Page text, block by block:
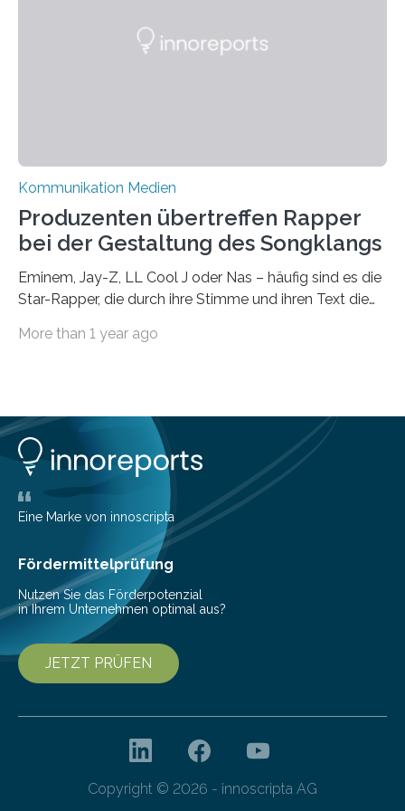
Kommunikations- und Medienwissenschaft der
Kommunikation Medien
Produzenten übertreffen Rapper
bei der Gestaltung des Songklangs
Eminem, Jay-Z, LL Cool J oder Nas – häufig sind es die
Star-Rapper, die durch ihre Stimme und ihren Text die
beanspruchen. In der Fachliteratur finden sich bislang
Universität Hamburg konnte nun in einer im Journal of
the Audio Engineering Society veröffentlichten Studie
belegen, dass es eindeutig die Produzenten sind. Um
die…
More than 1 year ago
Eine Marke von innoscripta
Fördermittelprüfung
Nutzen Sie das Förderpotenzial
in Ihrem Unternehmen optimal aus?
JETZT PRÜFEN
Copyright © 2026 - innoscripta AG